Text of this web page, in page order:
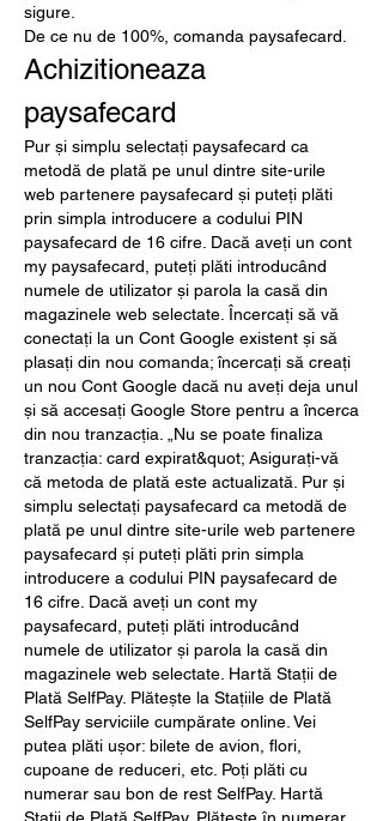
sigure.
De ce nu de 100%, comanda paysafecard.
Achizitioneaza
paysafecard
Pur și simplu selectați paysafecard ca
metodă de plată pe unul dintre site-urile
web partenere paysafecard și puteți plăti
prin simpla introducere a codului PIN
paysafecard de 16 cifre. Dacă aveți un cont
my paysafecard, puteți plăti introducând
numele de utilizator și parola la casă din
magazinele web selectate. Încercați să vă
conectați la un Cont Google existent și să
plasați din nou comanda; încercați să creați
un nou Cont Google dacă nu aveți deja unul
și să accesați Google Store pentru a încerca
din nou tranzacția. „Nu se poate finaliza
tranzacția: card expirat&quot; Asigurați-vă
că metoda de plată este actualizată. Pur și
simplu selectați paysafecard ca metodă de
plată pe unul dintre site-urile web partenere
paysafecard și puteți plăti prin simpla
introducere a codului PIN paysafecard de
16 cifre. Dacă aveți un cont my
paysafecard, puteți plăti introducând
numele de utilizator și parola la casă din
magazinele web selectate. Hartă Stații de
Plată SelfPay. Plătește la Stațiile de Plată
SelfPay serviciile cumpărate online. Vei
putea plăti ușor: bilete de avion, flori,
cupoane de reduceri, etc. Poți plăti cu
numerar sau bon de rest SelfPay. Hartă
Stații de Plată SelfPay. Plătește ȋn numerar